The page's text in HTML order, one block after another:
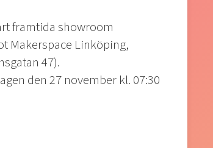
framtida showroom
Makerspace Linköping,
47).
den 27 november kl. 07:30